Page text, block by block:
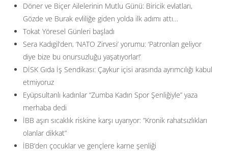
Döner ve Biçer Ailelerinin Mutlu Günü: Biricik evlatları,
Gözde ve Burak evliliğe giden yolda ilk adımı attı…
Tokat Yöresel Günleri başladı
Sera Kadıgil’den, ‘NATO Zirvesi’ yorumu: ‘Patronları geliyor
diye bize bu onursuzluğu yaşatıyorlar!’
DİSK Gıda İş Sendikası: Çaykur içisi arasında ayrımcılığı kabul
etmiyoruz
Eyüpsultanlı kadınlar “Zumba Kadın Spor Şenliğiyle” yaza
merhaba dedi
İBB aşırı sıcaklık riskine karşı uyarıyor: ”Kronik rahatsızlıkları
olanlar dikkat”
İBB’den çocuklar ve gençlere karne şenliği